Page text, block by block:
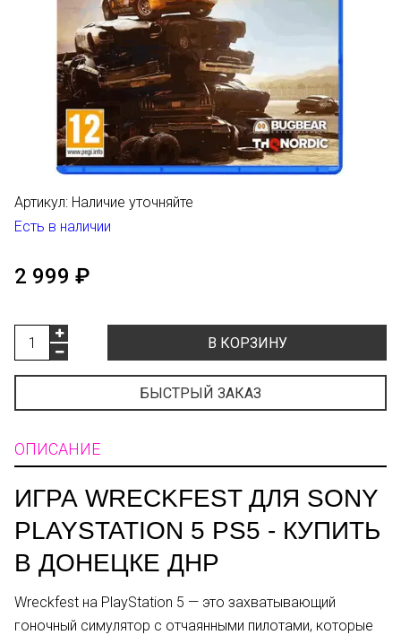
Артикул: Наличие уточняйте
Есть в наличии
2 999 ₽
В КОРЗИНУ
БЫСТРЫЙ ЗАКАЗ
ОПИСАНИЕ
ИГРА WRECKFEST ДЛЯ SONY
PLAYSTATION 5 PS5 - КУПИТЬ
В ДОНЕЦКЕ ДНР
Wreckfest на PlayStation 5 — это захватывающий
гоночный симулятор с отчаянными пилотами, которые